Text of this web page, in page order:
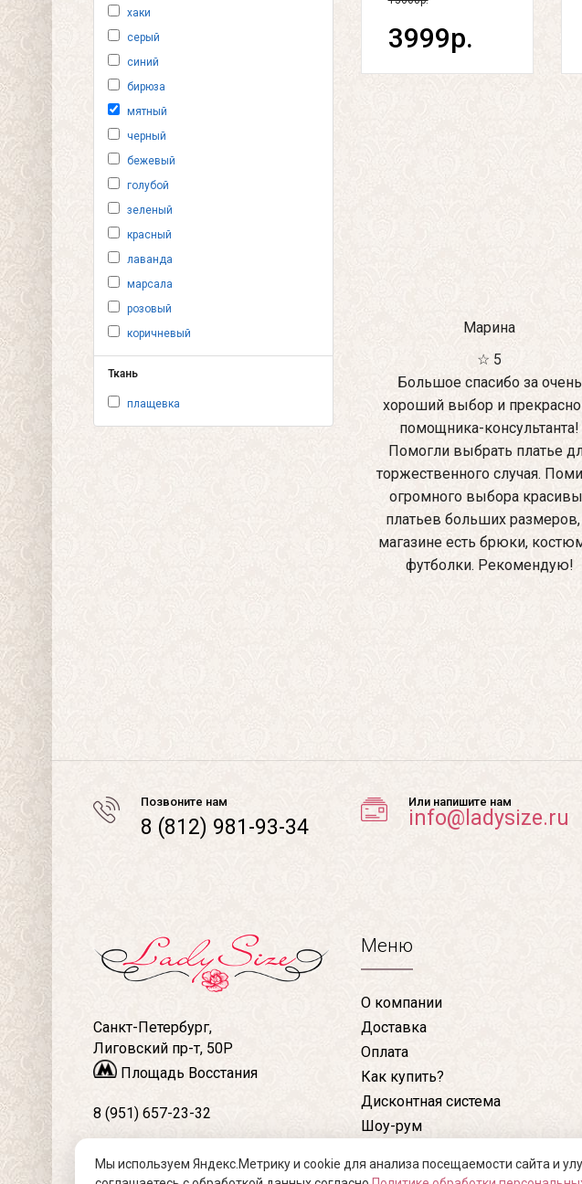
хаки
серый
синий
бирюза
мятный
черный
бежевый
голубой
зеленый
красный
лаванда
марсала
розовый
коричневый
Ткань
плащевка
3999р.
Марина
☆ 5
Большое спасибо за очень
хороший выбор и
помощника-консультанта!
Помогли выбрать платье
торжественного случая.
огромного выбора
платьев больших
магазине есть брюки,
футболки. Рекомендую!
Позвоните нам
8 (812) 981-93-34
Или напишите нам
info@ladysize.ru
Санкт-Петербург,
Лиговский пр-т, 50Р
Площадь Восстания
8 (951) 657-23-32
8 (812) 981-93-34
Меню
О компании
Доставка
Оплата
Как купить?
Дисконтная система
Шоу-рум
Статьи
Мы используем Яндекс.Метрику и cookie для анализа посещаемости сайта и